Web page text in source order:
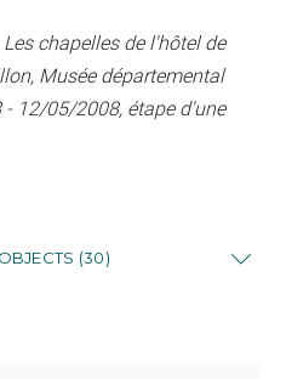
chapelles de l'hôtel de
Musée départemental
12/05/2008, étape d'une
(30)